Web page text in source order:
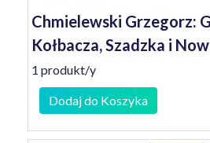
Chmielewski Grzegorz:
Kołbacza, Szadzka i
1 produkt/y
Dodaj do Koszyka